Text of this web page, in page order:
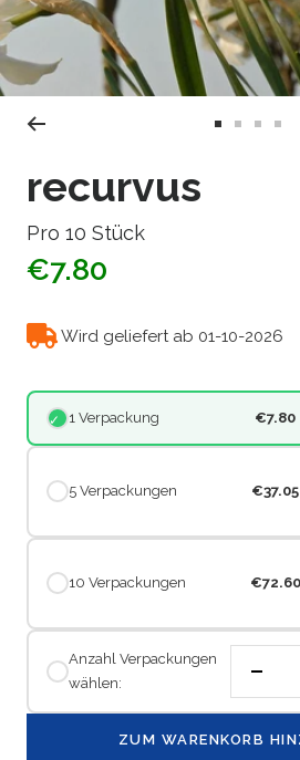
recurvus
Pro 10 Stück
€7.80
Wird geliefert ab 01-10-2026
1 Verpackung €7.80
5 Verpackungen €37.05
10 Verpackungen €72.60
Anzahl Verpackungen
wählen:
ZUM WARENKORB